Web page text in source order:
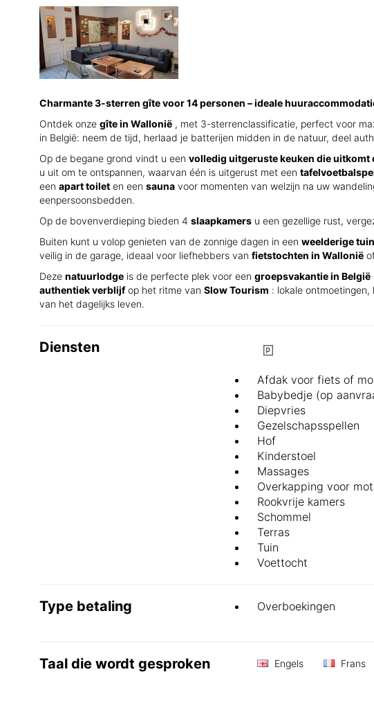
Charmante 3-sterren gîte voor 14 personen – ideale
Ontdek onze gîte in Wallonië , met 3-sterrenclassificatie, perfect voor
in België: neem de tijd, herlaad je batterijen midden in de natuur, deel
Op de begane grond vindt u een volledig uitgeruste keuken die uitkomt
u uit om te ontspannen, waarvan één is uitgerust met een
een apart toilet en een sauna voor momenten van welzijn na uw
eenpersoonsbedden.
Op de bovenverdieping bieden 4 slaapkamers u een gezellige rust,
Buiten kunt u volop genieten van de zonnige dagen in een weelderige
veilig in de garage, ideaal voor liefhebbers van fietstochten in Wallonië
Deze natuurlodge is de perfecte plek voor een groepsvakantie in België
authentiek verblijfop het ritme van Slow Tourism : lokale
van het dagelijks leven.
Diensten
Afdak voor fiets of
Babybedje (op
Diepvries
Gezelschapsspellen
Hof
Kinderstoel
Massages
Overkapping voor
Rookvrije kamers
Schommel
Terras
Tuin
Voettocht
Type betaling Overboekingen
Taal die wordt gesproken Engels Frans